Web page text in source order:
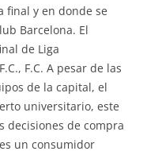
final y en donde se
Barcelona. El
de Liga
F.C. A pesar de las
de la capital, el
universitario, este
decisiones de compra
un consumidor